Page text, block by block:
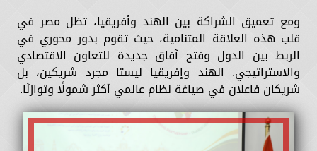
ومع تعميق الشراكة بين الهند وأفريقيا، تظل مصر في
قلب هذه العلاقة المتنامية، حيث تقوم بدور محوري في
الربط بين الدول وفتح آفاق جديدة للتعاون الاقتصادي
والاستراتيجي. الهند وإفريقيا ليستا مجرد شريكين، بل
شريكان فاعلان في صياغة نظام عالمي أكثر شمولًا وتوازنًا.